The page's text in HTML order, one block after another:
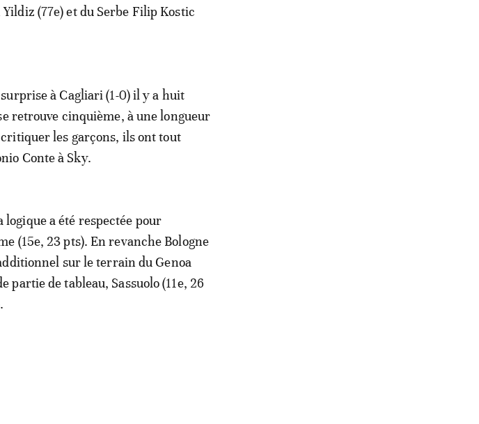
(77e) et du Serbe Filip Kostic
à Cagliari (1-0) il y a huit
retrouve cinquième, à une longueur
les garçons, ils ont tout
Conte à Sky.
a été respectée pour
(15e, 23 pts). En revanche Bologne
sur le terrain du Genoa
partie de tableau, Sassuolo (11e, 26